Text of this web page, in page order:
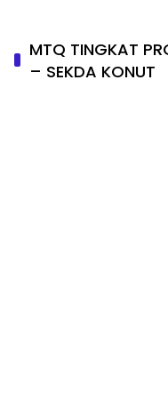
MTQ TINGKAT
– SEKDA KONUT